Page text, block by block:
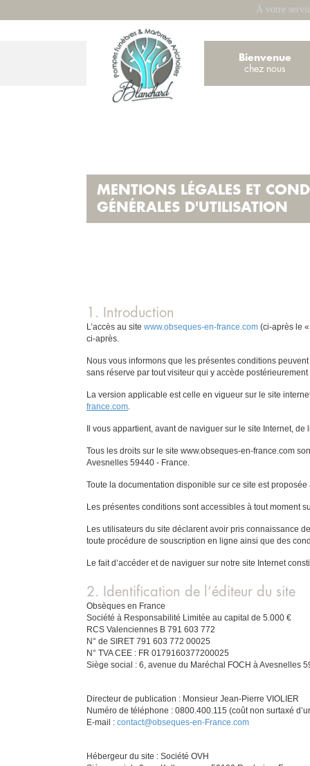
À votre
Bienvenue
chez nous
MENTIONS LÉGALES ET
GÉNÉRALES D'UTILISATION
1. Introduction
L’accès au site www.obseques-en-france.com (ci-après le
ci-après.
Nous vous informons que les présentes conditions
sans réserve par tout visiteur qui y accède
La version applicable est celle en vigueur sur le site
france.com.
Il vous appartient, avant de naviguer sur le site Internet,
Tous les droits sur le site www.obseques-en-france.com
Avesnelles 59440 - France.
Toute la documentation disponible sur ce site est
Les présentes conditions sont accessibles à tout moment
Les utilisateurs du site déclarent avoir pris connaissance
toute procédure de souscription en ligne ainsi que des
Le fait d’accéder et de naviguer sur notre site Internet
2. Identification de l’éditeur du site
Obsèques en France
Société à Responsabilité Limitée au capital de 5.000 €
RCS Valenciennes B 791 603 772
N° de SIRET 791 603 772 00025
N° TVA CEE : FR 0179160377200025
Siège social : 6, avenue du Maréchal FOCH à Avesnelles
Directeur de publication : Monsieur Jean-Pierre VIOLIER
Numéro de téléphone : 0800.400.115 (coût non surtaxé
E-mail : contact@obseques-en-France.com
Hébergeur du site : Société OVH